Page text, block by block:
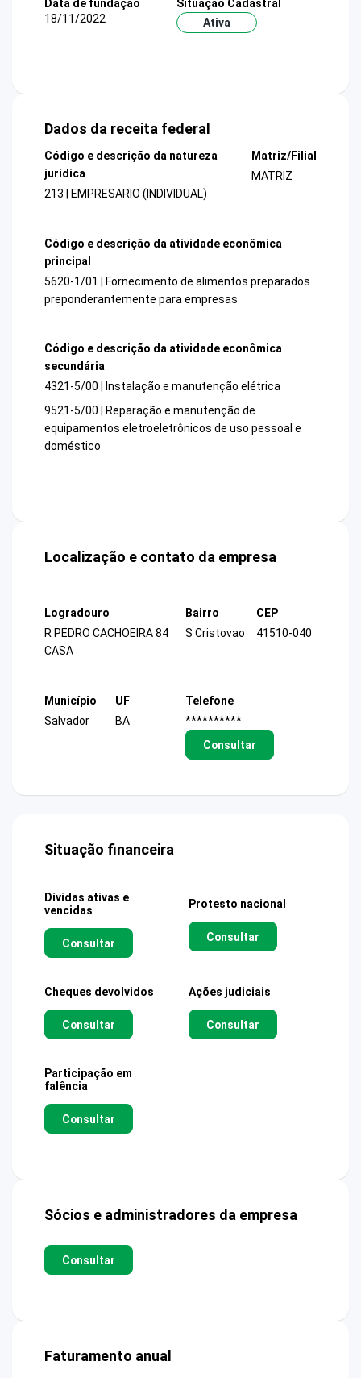
Data de fundação
18/11/2022
Situação Cadastral
Ativa
Dados da receita federal
Código e descrição da natureza
jurídica
213 | EMPRESARIO (INDIVIDUAL)
Matriz/Filial
MATRIZ
Código e descrição da atividade econômica
principal
5620-1/01 | Fornecimento de alimentos preparados
preponderantemente para empresas
Código e descrição da atividade econômica
secundária
4321-5/00 | Instalação e manutenção elétrica
9521-5/00 | Reparação e manutenção de
equipamentos eletroeletrônicos de uso pessoal e
doméstico
Localização e contato da empresa
Logradouro
R PEDRO CACHOEIRA 84
CASA
Bairro
S Cristovao
CEP
41510-040
Município
Salvador
UF
BA
Telefone
**********
Consultar
Situação financeira
Dívidas ativas e
vencidas
Consultar
Protesto nacional
Consultar
Cheques devolvidos
Consultar
Ações judiciais
Consultar
Participação em
falência
Consultar
Sócios e administradores da empresa
Consultar
Faturamento anual